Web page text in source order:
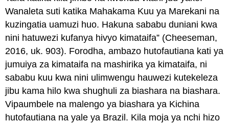
Wanaleta suti katika Mahakama Kuu ya Marekani na
kuzingatia uamuzi huo. Hakuna sababu duniani kwa
nini hatuwezi kufanya hivyo kimataifa” (Cheeseman,
2016, uk. 903). Forodha, ambazo hutofautiana kati ya
jumuiya za kimataifa na mashirika ya kimataifa, ni
sababu kuu kwa nini ulimwengu hauwezi kutekeleza
jibu kama hilo kwa shughuli za biashara na biashara.
Vipaumbele na malengo ya biashara ya Kichina
hutofautiana na yale ya Brazil. Kila moja ya nchi hizo